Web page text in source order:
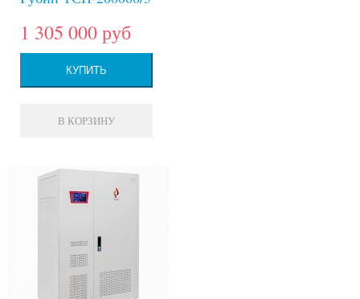
1 305 000 руб
КУПИТЬ
В КОРЗИНУ